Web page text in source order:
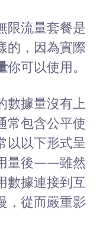
限流量套餐是
的，因為實際
你可以使用。
數據量沒有上
常包含公平使
以以下形式呈
量後——雖然
數據連接到互
，從而嚴重影